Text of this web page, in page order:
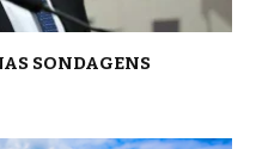
SONDAGENS